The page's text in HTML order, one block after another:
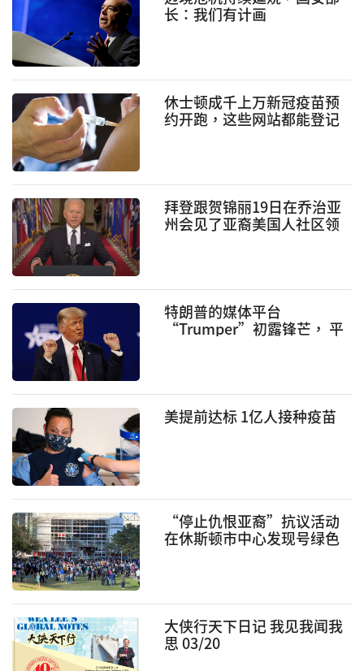
长：我们有计画
休士顿成千上万新冠疫苗预
约开跑，这些网站都能登记
拜登跟贺锦丽19日在乔治亚
州会见了亚裔美国人社区领
特朗普的媒体平台
“Trumper”初露锋芒， 平
美提前达标 1亿人接种疫苗
“停止仇恨亚裔”抗议活动
在休斯顿市中心发现号绿色
大侠行天下日记 我见我闻我
思 03/20